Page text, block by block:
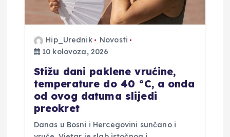
Hip_Urednik
Novosti
10 kolovoza, 2026
Stižu dani paklene vrućine,
temperature do 40 °C, a onda
od ovog datuma slijedi
preokret
Danas u Bosni i Hercegovini sunčano i